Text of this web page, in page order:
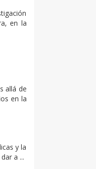
en la
allá de
en la
y la
a ...